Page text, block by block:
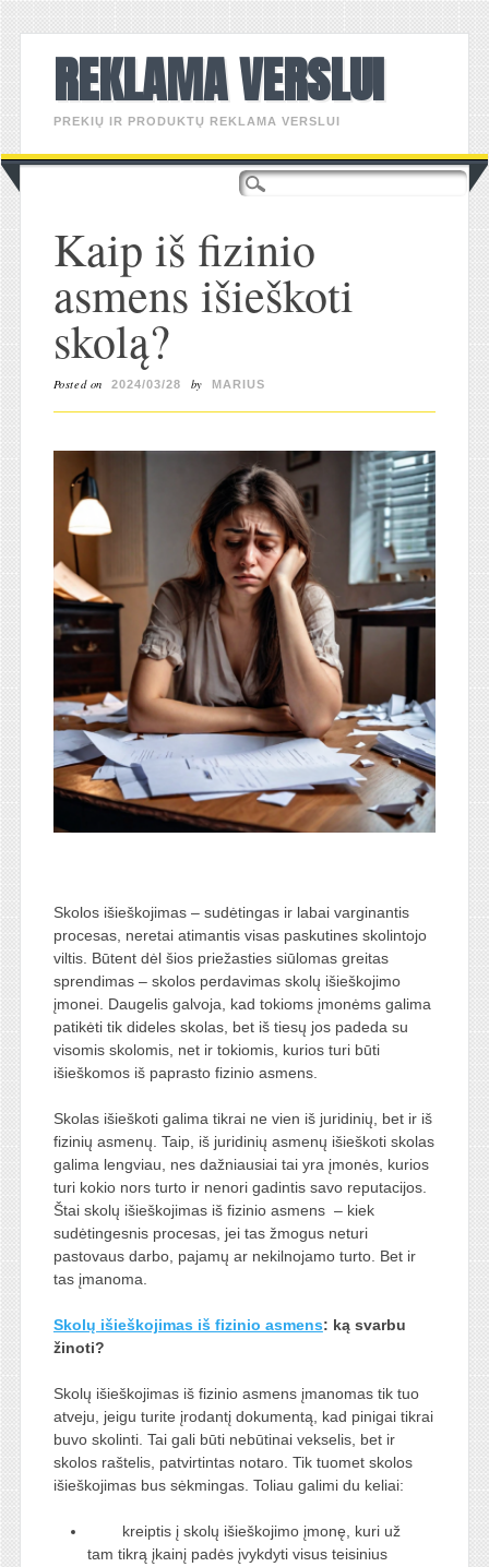
REKLAMA VERSLUI
PREKIŲ IR PRODUKTŲ REKLAMA VERSLUI
Main menu
Skip
to
Kaip iš fizinio
asmens išieškoti
skolą?
Posted on 2024/03/28 by MARIUS
Skolos išieškojimas – sudėtingas ir labai varginantis
procesas, neretai atimantis visas paskutines skolintojo
viltis. Būtent dėl šios priežasties siūlomas greitas
sprendimas – skolos perdavimas skolų išieškojimo
įmonei. Daugelis galvoja, kad tokioms įmonėms galima
patikėti tik dideles skolas, bet iš tiesų jos padeda su
visomis skolomis, net ir tokiomis, kurios turi būti
išieškomos iš paprasto fizinio asmens.
Skolas išieškoti galima tikrai ne vien iš juridinių, bet ir iš
fizinių asmenų. Taip, iš juridinių asmenų išieškoti skolas
galima lengviau, nes dažniausiai tai yra įmonės, kurios
turi kokio nors turto ir nenori gadintis savo reputacijos.
Štai skolų išieškojimas iš fizinio asmens– kiek
sudėtingesnis procesas, jei tas žmogus neturi
pastovaus darbo, pajamų ar nekilnojamo turto. Bet ir
tas įmanoma.
Skolų išieškojimas iš fizinio asmens: ką svarbu
žinoti?
Skolų išieškojimas iš fizinio asmensįmanomas tik tuo
atveju, jeigu turite įrodantį dokumentą, kad pinigai tikrai
buvo skolinti. Tai gali būti nebūtinai vekselis, bet ir
skolos raštelis, patvirtintas notaro. Tik tuomet skolos
išieškojimas bus sėkmingas. Toliau galimi du keliai:
kreiptis į skolų išieškojimo įmonę, kuri už
tam tikrą įkainį padės įvykdyti visus teisinius